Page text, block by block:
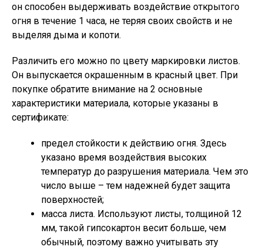
он способен выдерживать воздействие открытого
огня в течение 1 часа, не теряя своих свойств и не
выделяя дыма и копоти.
Различить его можно по цвету маркировки листов.
Он выпускается окрашенным в красный цвет. При
покупке обратите внимание на 2 основные
характеристики материала, которые указаны в
сертификате:
предел стойкости к действию огня. Здесь
указано время воздействия высоких
температур до разрушения материала. Чем это
число выше – тем надежней будет защита
поверхностей;
масса листа. Используют листы, толщиной 12
мм, такой гипсокартон весит больше, чем
обычный, поэтому важно учитывать эту